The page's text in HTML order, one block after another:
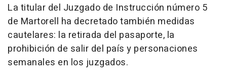
La titular del Juzgado de Instrucción número 5
de Martorell ha decretado también medidas
cautelares: la retirada del pasaporte, la
prohibición de salir del país y personaciones
semanales en los juzgados.